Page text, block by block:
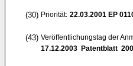
(30) Priorität: 22.03.2001 EP
(43) Veröffentlichungstag der
17.12.2003 Patentblatt